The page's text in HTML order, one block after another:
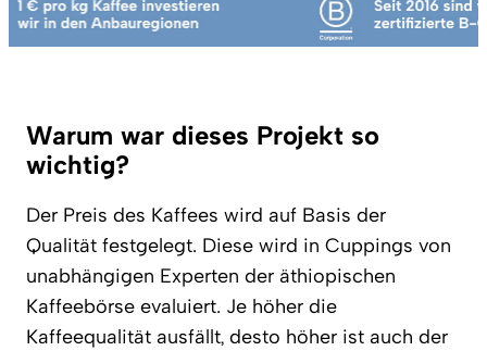
Marquee Ticker Sanity Awards
Warum war dieses Projekt so
wichtig?
Der Preis des Kaffees wird auf Basis der
Qualität festgelegt. Diese wird in Cuppings von
unabhängigen Experten der äthiopischen
Kaffeebörse evaluiert. Je höher die
Kaffeequalität ausfällt, desto höher ist auch der